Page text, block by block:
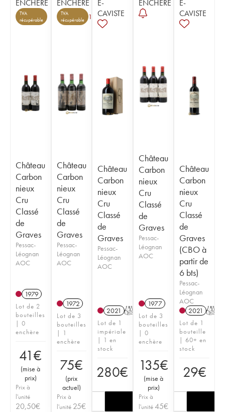
ENCHÈRE
TVA
récupérable
Château
Carbon
nieux
Cru
Classé
de
Graves
Pessac-
Léognan
AOC
1979
Lot de 2
bouteilles
| 0
enchère
41€
(mise à
prix)
Prix à
l'unité
20,50€
ENCHÈRE
TVA
récupérable
1
Château
Carbon
nieux
Cru
Classé
de
Graves
Pessac-
Léognan
AOC
1972
Lot de 3
bouteilles
| 1
enchère
75€
(prix
actuel)
Prix à
l'unité 25€
E-
CAVISTE
Château
Carbon
nieux
Cru
Classé
de
Graves
Pessac-
Léognan
AOC
2021 T
Lot de 1
impériale
| 1 en
stock
280€
ENCHÈRE
Château
Carbon
nieux
Cru
Classé
de
Graves
Pessac-
Léognan
AOC
1977
Lot de 3
bouteilles
| 0
enchère
135€
(mise à
prix)
Prix à
l'unité45€
E-
CAVISTE
Château
Carbon
nieux
Cru
Classé
de
Graves
(CBO à
partir de
6 bts)
Pessac-
Léognan
AOC
2021 T
Lot de 1
bouteille
| 60+ en
stock
29€